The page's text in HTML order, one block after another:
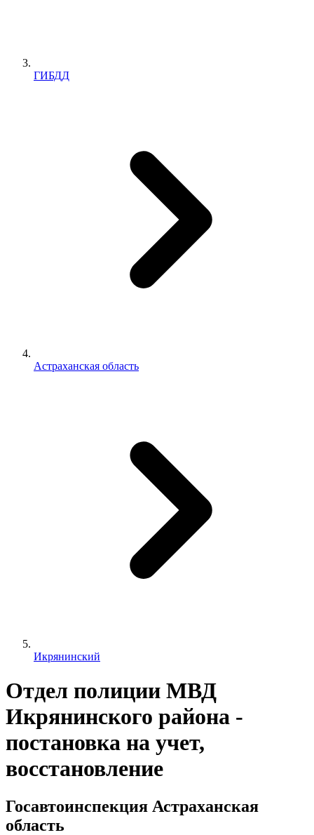
ГИБДД
Астраханская область
Икрянинский
Отдел полиции МВД
Икрянинского района -
постановка на учет,
восстановление
Госавтоинспекция Астраханская
область